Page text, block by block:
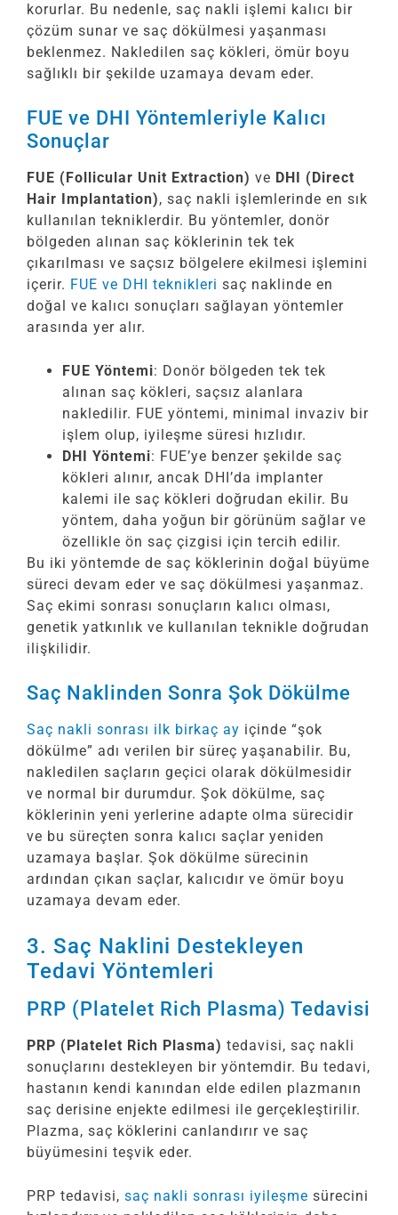
korurlar. Bu nedenle, saç nakli işlemi kalıcı bir
çözüm sunar ve saç dökülmesi yaşanması
beklenmez. Nakledilen saç kökleri, ömür boyu
sağlıklı bir şekilde uzamaya devam eder.
FUE ve DHI Yöntemleriyle Kalıcı
Sonuçlar
FUE (Follicular Unit Extraction) ve DHI (Direct
Hair Implantation), saç nakli işlemlerinde en sık
kullanılan tekniklerdir. Bu yöntemler, donör
bölgeden alınan saç köklerinin tek tek
çıkarılması ve saçsız bölgelere ekilmesi işlemini
içerir. FUE ve DHI teknikleri saç naklinde en
doğal ve kalıcı sonuçları sağlayan yöntemler
arasında yer alır.
FUE Yöntemi: Donör bölgeden tek tek
alınan saç kökleri, saçsız alanlara
nakledilir. FUE yöntemi, minimal invaziv bir
işlem olup, iyileşme süresi hızlıdır.
DHI Yöntemi: FUE’ye benzer şekilde saç
kökleri alınır, ancak DHI’da implanter
kalemi ile saç kökleri doğrudan ekilir. Bu
yöntem, daha yoğun bir görünüm sağlar ve
özellikle ön saç çizgisi için tercih edilir.
Bu iki yöntemde de saç köklerinin doğal büyüme
süreci devam eder ve saç dökülmesi yaşanmaz.
Saç ekimi sonrası sonuçların kalıcı olması,
genetik yatkınlık ve kullanılan teknikle doğrudan
ilişkilidir.
Saç Naklinden Sonra Şok Dökülme
Saç nakli sonrası ilk birkaç ay içinde “şok
dökülme” adı verilen bir süreç yaşanabilir. Bu,
nakledilen saçların geçici olarak dökülmesidir
ve normal bir durumdur. Şok dökülme, saç
köklerinin yeni yerlerine adapte olma sürecidir
ve bu süreçten sonra kalıcı saçlar yeniden
uzamaya başlar. Şok dökülme sürecinin
ardından çıkan saçlar, kalıcıdır ve ömür boyu
uzamaya devam eder.
3. Saç Naklini Destekleyen
Tedavi Yöntemleri
PRP (Platelet Rich Plasma) Tedavisi
PRP (Platelet Rich Plasma) tedavisi, saç nakli
sonuçlarını destekleyen bir yöntemdir. Bu tedavi,
hastanın kendi kanından elde edilen plazmanın
saç derisine enjekte edilmesi ile gerçekleştirilir.
Plazma, saç köklerini canlandırır ve saç
büyümesini teşvik eder.
PRP tedavisi, saç nakli sonrası iyileşme sürecini